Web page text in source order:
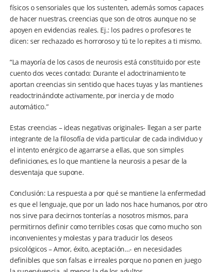
físicos o sensoriales que los sustenten, además somos capaces
de hacer nuestras, creencias que son de otros aunque no se
apoyen en evidencias reales. Ej.: los padres o profesores te
dicen: ser rechazado es horroroso y tú te lo repites a ti mismo.
“La mayoría de los casos de neurosis está constituido por este
cuento dos veces contado: Durante el adoctrinamiento te
aportan creencias sin sentido que haces tuyas y las mantienes
readoctrinándote activamente, por inercia y de modo
automático.”
Estas creencias – ideas negativas originales- llegan a ser parte
integrante de la filosofía de vida particular de cada individuo y
el intento enérgico de agarrarse a ellas, que son simples
definiciones, es lo que mantiene la neurosis a pesar de la
desventaja que supone.
Conclusión: La respuesta a por qué se mantiene la enfermedad
es que el lenguaje, que por un lado nos hace humanos, por otro
nos sirve para decirnos tonterías a nosotros mismos, para
permitirnos definir como terribles cosas que como mucho son
inconvenientes y molestas y para traducir los deseos
psicológicos – Amor, éxito, aceptación…- en necesidades
definibles que son falsas e irreales porque no ponen en juego